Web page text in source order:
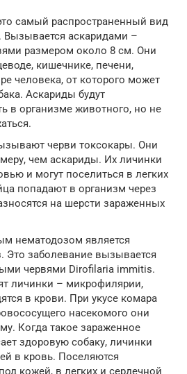
самый распространенный вид
Вызывается аскаридами –
размером около 8 см. Они
кишечнике, печени,
человека, от которого может
Аскариды будут
в организме животного, но не
черви токсокары. Они
чем аскариды. Их личинки
и могут поселиться в легких
попадают в организм через
на шерсти зараженных
нематодозом является
Это заболевание вызывается
червями Dirofilaria immitis.
личинки – микрофилярии,
в крови. При укусе комара
насекомого они
Когда такое зараженное
здоровую собаку, личинки
в кровь. Поселяются
кожей, в легких и сердечной